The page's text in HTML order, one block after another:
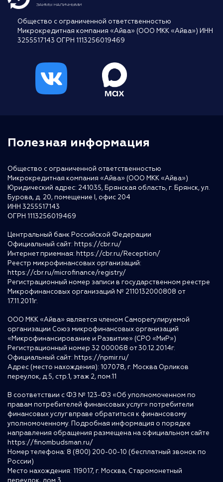
Общество с ограниченной ответственностью
Микрокредитная компания «Айва» (ООО МКК «Айва») ИНН
3255517143 ОГРН 1113256019469
Полезная информация
Общество с ограниченной ответственностью
Микрокредитная компания «Айва» (ООО МКК «Айва»)
Юридический адрес: 241035, Брянская область, г. Брянск, ул.
Бурова, д. 20, помещение I, офис 204
ИНН 3255517143
ОГРН 1113256019469
Центральный банк Российской Федерации
Официальный сайт: https://cbr.ru/
Интернет приемная: https://cbr.ru/Reception/
Реестр микрофинансовых организаций:
https://cbr.ru/microfinance/registry/
Регистрационный номер записи в государственном реестре
Микрофинансовых организаций № 2110132000808 от
17.11.2011г.
ООО МКК «Айва» является членом Саморегулируемой
организации Союз микрофинансовых организаций
«Микрофинансирование и Развитие» (СРО «МиР»)
Регистрационный номер 32 000068 от 30.12.2014г.
Официальный сайт: https://npmir.ru/
Адрес (место нахождения): 107078, г. Москва Орликов
переулок, д.5, стр.1, этаж 2, пом.11
В соответствии с ФЗ № 123-ФЗ «Об уполномоченном по
правам потребителей финансовых услуг» потребители
финансовых услуг вправе обратиться к финансовому
уполномоченному. Подробная информация о порядке
направления обращения размещена на официальном сайте
https://finombudsman.ru/
Номер телефона: 8 (800) 200-00-10 (бесплатный звонок по
России)
Место нахождения: 119017, г. Москва, Старомонетный